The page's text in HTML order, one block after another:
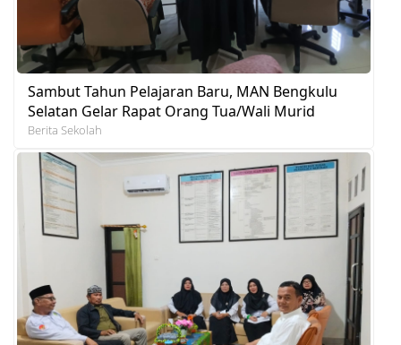
Sambut Tahun Pelajaran Baru, MAN Bengkulu
Selatan Gelar Rapat Orang Tua/Wali Murid
Berita Sekolah